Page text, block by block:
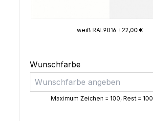
weiß RAL9016 +22,00 €
Wunschfarbe
Maximum Zeichen = 100, Rest = 100